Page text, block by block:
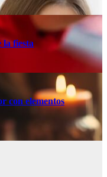
la fiesta
con elementos